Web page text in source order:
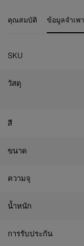
ระบบปิดด้านบ
ล็อกด้านข้าง
55 ซม.), และ
ช่องด้านหน้าพ
ห่วงสำหรับติด
ใช้เป็นสัมภาร
คุณสมบัติ ข้อมูลจำเพ
SKU
วัสดุ
สี
ขนาด
ความจุ
น้ำหนัก
การรับประกัน